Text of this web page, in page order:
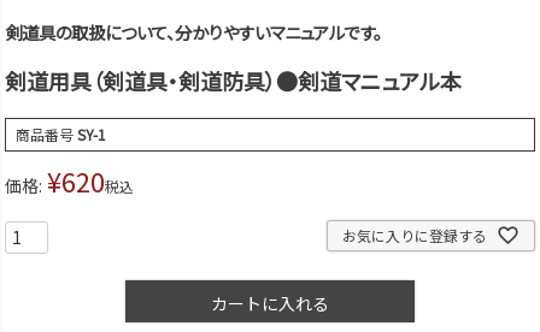
剣道具の取扱について、分かりやすいマニュアルです。
剣道用具（剣道具・剣道防具）●剣道マニュアル本
商品番号SY-1
価格: ¥620税込
お気に入りに登録する
カートに入れる